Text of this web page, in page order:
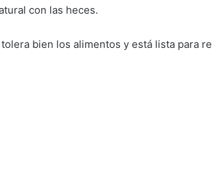
con las heces.
bien los alimentos y está lista para